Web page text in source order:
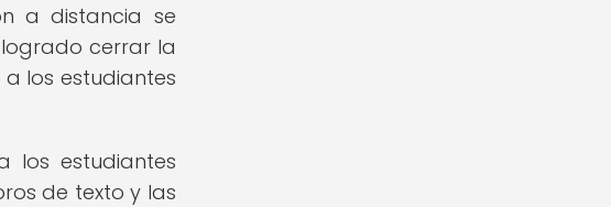
a distancia se
logrado cerrar la
los estudiantes
los estudiantes
de texto y las